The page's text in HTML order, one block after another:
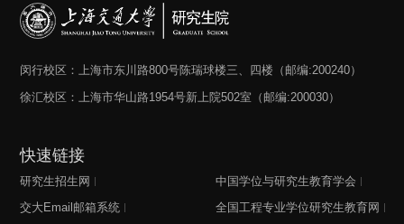
闵行校区：上海市东川路800号陈瑞球楼三、四楼（邮编:200240）
徐汇校区：上海市华山路1954号新上院502室（邮编:200030）
快速链接
研究生招生网
交大Email邮箱系统
中国学位与研究生教育学会
全国工程专业学位研究生教育网